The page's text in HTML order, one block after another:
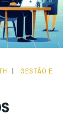
GESTÃO E